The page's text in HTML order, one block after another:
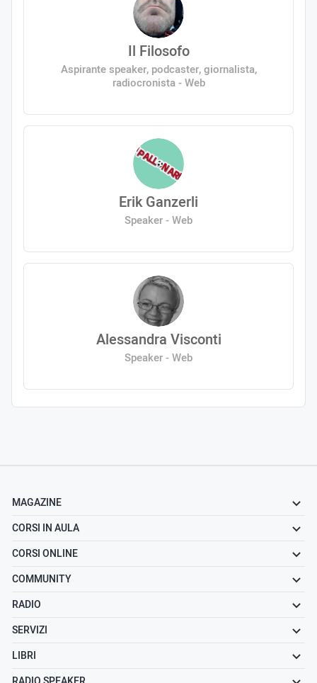
Il Filosofo
Aspirante speaker, podcaster, giornalista,
radiocronista - Web
Erik Ganzerli
Speaker - Web
Alessandra Visconti
Speaker - Web
MAGAZINE
CORSI IN AULA
CORSI ONLINE
COMMUNITY
RADIO
SERVIZI
LIBRI